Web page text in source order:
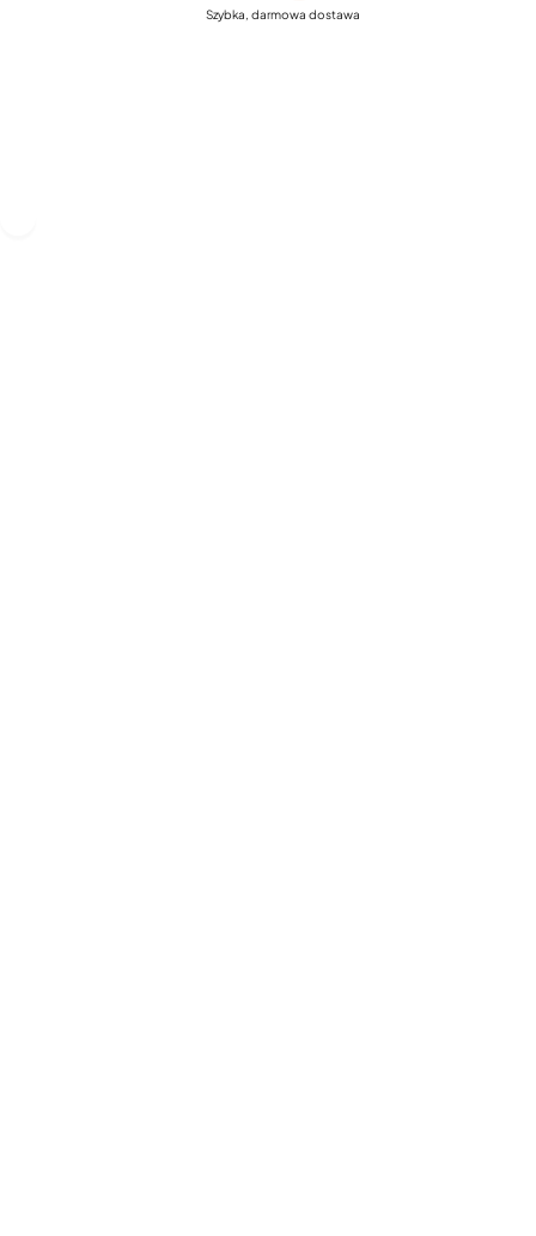
Szybka, darmowa dostawa